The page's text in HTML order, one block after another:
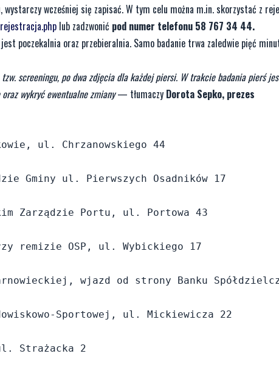
wystarczy wcześniej się zapisać. W tym celu można m.in. skorzystać z
lub zadzwonić pod numer telefonu 58 767 34 44.
poczekalnia oraz przebieralnia. Samo badanie trwa zaledwie pięć
screeningu, po dwa zdjęcia dla każdej piersi. W trakcie badania pierś
wykryć ewentualne zmiany— tłumaczy Dorota Sepko, prezes
ul. Chrzanowskiego 44
Gminy ul. Pierwszych Osadników 17
Zarządzie Portu, ul. Portowa 43
remizie OSP, ul. Wybickiego 17
wjazd od strony Banku
Sportowej, ul. Mickiewicza 22
Strażacka 2